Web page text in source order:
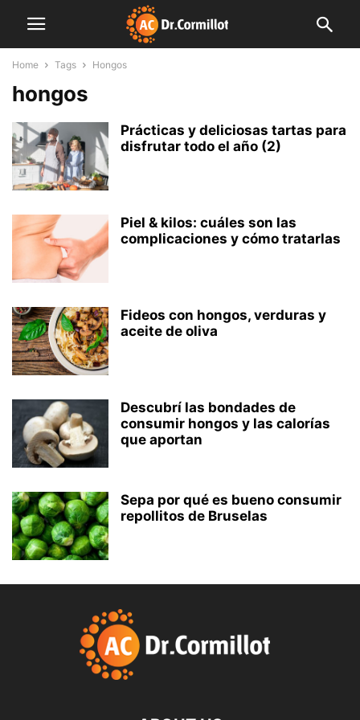
Home Tags Hongos
hongos
Prácticas y deliciosas tartas para
disfrutar todo el año (2)
Piel & kilos: cuáles son las
complicaciones y cómo tratarlas
Fideos con hongos, verduras y
aceite de oliva
Descubrí las bondades de
consumir hongos y las calorías
que aportan
Sepa por qué es bueno consumir
repollitos de Bruselas